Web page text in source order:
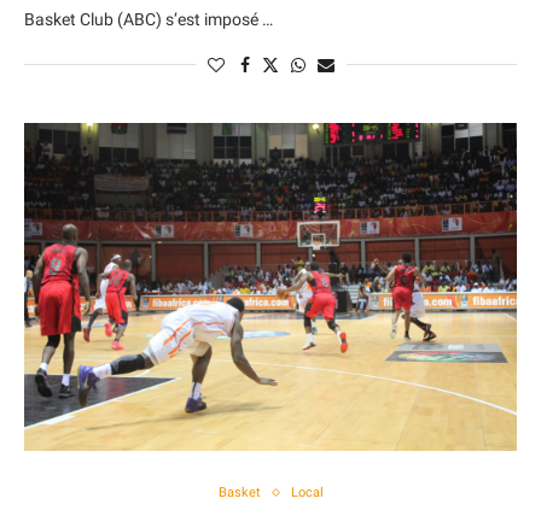
Basket Club (ABC) s’est imposé …
Basket Local